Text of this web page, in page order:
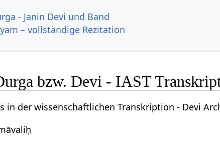
- Janin Devi und Band
– vollständige Rezitation
bzw. Devi - IAST
in der wissenschaftlichen Transkription - Devi